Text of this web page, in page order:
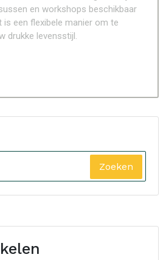
en workshops beschikbaar
is een flexibele manier om te
drukke levensstijl.
Zoeken